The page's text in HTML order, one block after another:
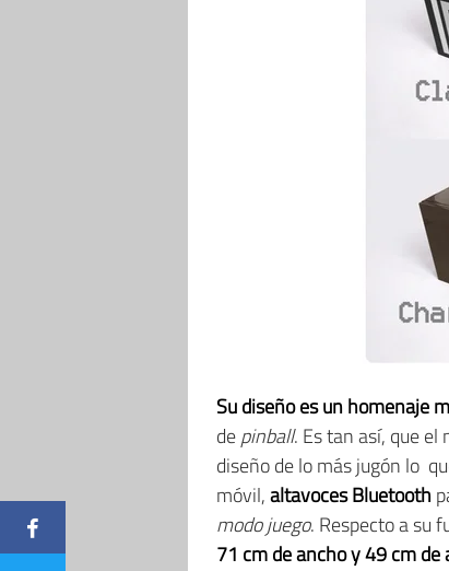
Su diseño es un homenaje
depinball. Es tan así, que
diseño de lo más jugón lo
móvil,altavoces Bluetooth
modo juego. Respecto a su
71 cm de ancho y 49 cm de